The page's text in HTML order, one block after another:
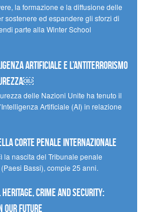
la formazione e la diffusione delle
sostenere ed espandere gli sforzi di
parte alla Winter School
artificiale e l’antiterrorismo
delle Nazioni Unite ha tenuto il
Artificiale (AI) in relazione
Corte penale internazionale
la nascita del Tribunale penale
Bassi), compie 25 anni.
Crime and Security:
our Future